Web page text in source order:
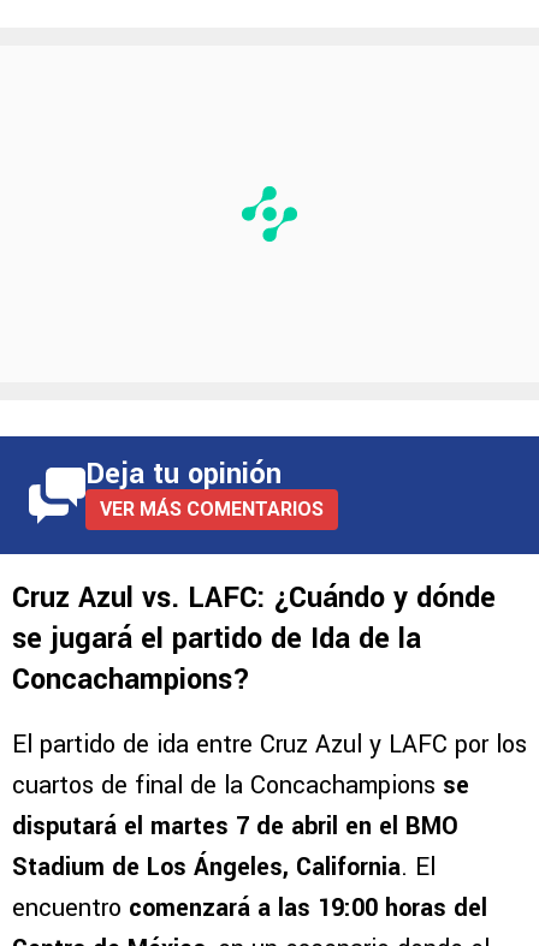
Deja tu opinión
VER MÁS COMENTARIOS
Cruz Azul vs. LAFC: ¿Cuándo y dónde
se jugará el partido de Ida de la
Concachampions?
El partido de ida entre Cruz Azul y LAFC por los
cuartos de final de la Concachampions se
disputará el martes 7 de abril en el BMO
Stadium de Los Ángeles, California. El
encuentro comenzará a las 19:00 horas del